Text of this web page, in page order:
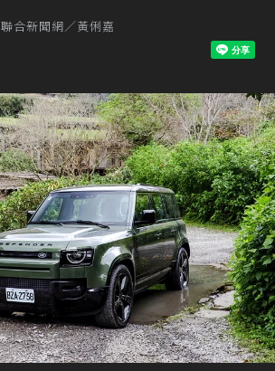
聯合新聞網／黃俐嘉